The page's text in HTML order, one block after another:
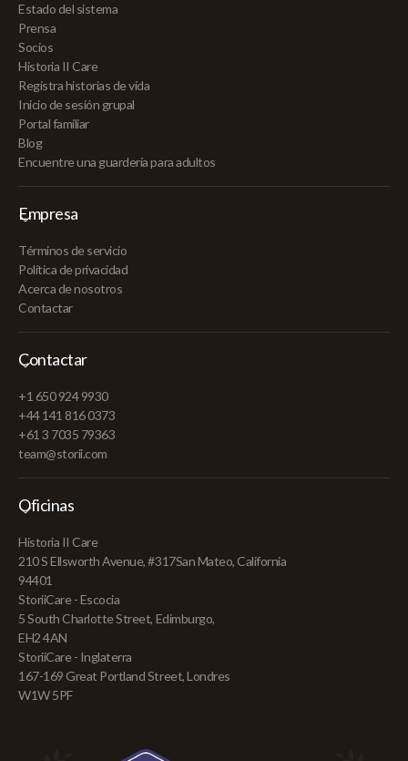
Estado del sistema
Prensa
Socios
Historia II Care
Registra historias de vida
Inicio de sesión grupal
Portal familiar
Blog
Encuentre una guardería para adultos
Empresa
Términos de servicio
Política de privacidad
Acerca de nosotros
Contactar
Contactar
+1 650 924 9930
+44 141 816 0373
+61 3 7035 79363
team@storii.com
Oficinas
Historia II Care
210 S Ellsworth Avenue, #317San Mateo, California
94401
StoriiCare - Escocia
5 South Charlotte Street, Edimburgo,
EH2 4AN
StoriiCare - Inglaterra
167-169 Great Portland Street, Londres
W1W 5PF